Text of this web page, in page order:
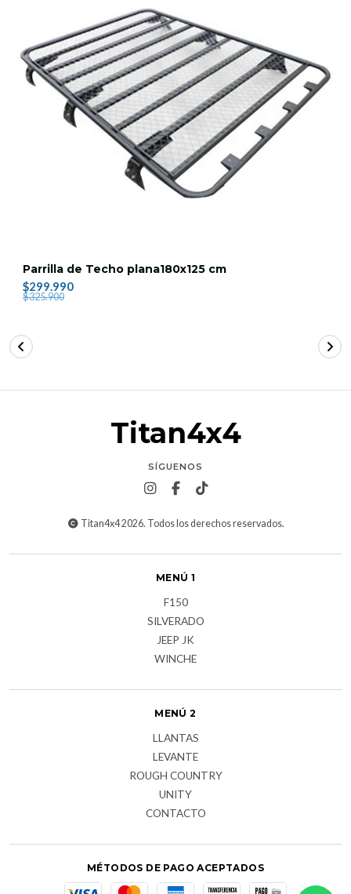
Parrilla de Techo plana180x125 cm
$299.990
$325.900
Titan4x4
SÍGUENOS
Titan4x4 2026. Todos los derechos reservados.
MENÚ 1
F150
SILVERADO
JEEP JK
WINCHE
MENÚ 2
LLANTAS
LEVANTE
ROUGH COUNTRY
UNITY
CONTACTO
MÉTODOS DE PAGO ACEPTADOS